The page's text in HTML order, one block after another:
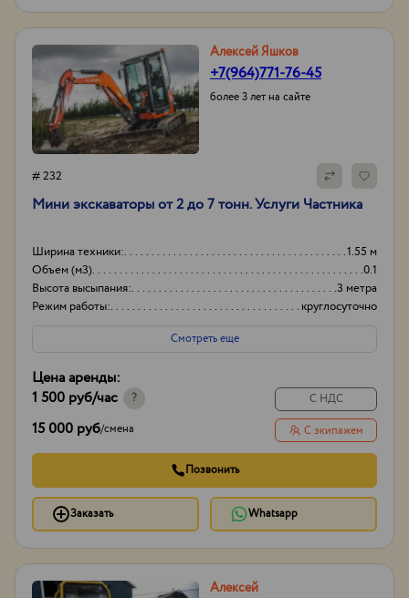
Алексей Яшков
+7(964)771-76-45
более 3 лет на сайте
# 232
Мини экскаваторы от 2 до 7 тонн. Услуги Частника
Ширина техники:
1.55 м
Объем (м3)
0.1
Высота высыпания:
3 метра
Режим работы:
круглосуточно
Смотреть еще
Цена аренды:
1 500 руб/час ?
15 000 руб/смена
С НДС
С экипажем
Позвонить
Заказать Whatsapp
Алексей